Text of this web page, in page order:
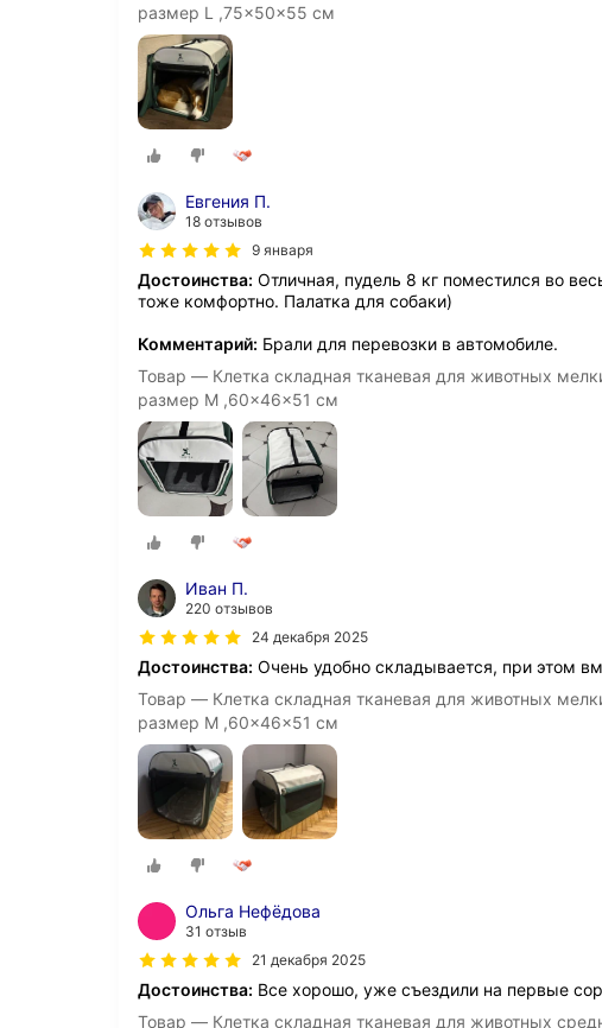
размер L ,75x50x55 см
Евгения П.
18 отзывов
9 января
Достоинства: Отличная, пудель 8 кг поместился во
тоже комфортно. Палатка для собаки)
Комментарий: Брали для перевозки в автомобиле.
Товар — Клетка складная тканевая для животных
размер M ,60x46x51 см
Иван П.
220 отзывов
24 декабря 2025
Достоинства: Очень удобно складывается, при этом
Товар — Клетка складная тканевая для животных
размер M ,60x46x51 см
Ольга Нефёдова
31 отзыв
21 декабря 2025
Достоинства: Все хорошо, уже съездили на первые
Товар — Клетка складная тканевая для животных